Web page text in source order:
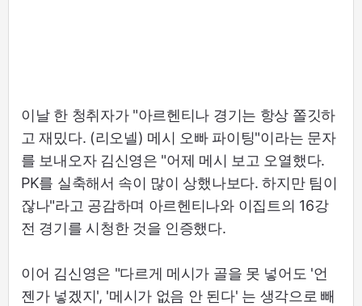
이날 한 청취자가 "아르헨티나 경기는 항상 쫄깃하
고 재밌다. (리오넬) 메시 오빠 파이팅"이라는 문자
를 보내오자 김신영은 "어제 메시 보고 오열했다.
PK를 실축해서 속이 많이 상했나보다. 하지만 팀이
잖나"라고 공감하며 아르헨티나와 이집트의 16강
전 경기를 시청한 것을 인증했다.
이어 김신영은 "다르게 메시가 골을 못 넣어도 '언
젠가 넣겠지', '메시가 없음 안 된다' 는 생각으로 빼